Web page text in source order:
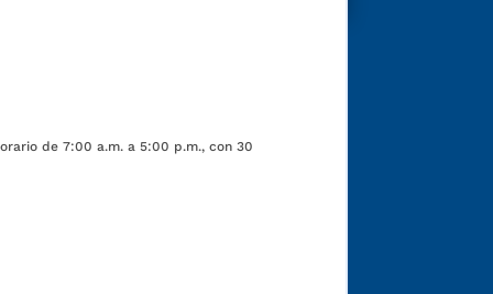
de 7:00 a.m. a 5:00 p.m., con 30